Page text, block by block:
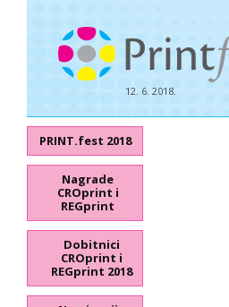
12. 6. 2018.
PRINT.fest 2018
Nagrade
CROprint i
REGprint
Dobitnici
CROprint i
REGprint 2018